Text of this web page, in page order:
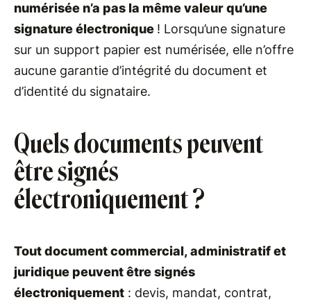
numérisée n’a pas la même valeur qu’une
signature électronique ! Lorsqu’une signature
sur un support papier est numérisée, elle n’offre
aucune garantie d’intégrité du document et
d’identité du signataire.
Quels documents peuvent
être signés
électroniquement ?
Tout document commercial, administratif et
juridique peuvent être signés
électroniquement : devis, mandat, contrat,